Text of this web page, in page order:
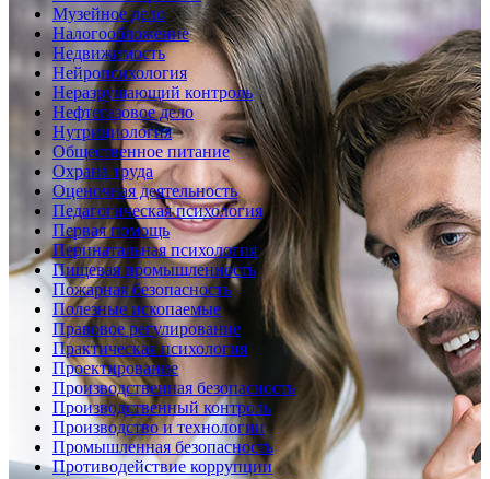
Музейное дело
Налогообложение
Недвижимость
Нейропсихология
Неразрушающий контроль
Нефтегазовое дело
Нутрициология
Общественное питание
Охрана труда
Оценочная деятельность
Педагогическая психология
Первая помощь
Перинатальная психология
Пищевая промышленность
Пожарная безопасность
Полезные ископаемые
Правовое регулирование
Практическая психология
Проектирование
Производственная безопасность
Производственный контроль
Производство и технологии
Промышленная безопасность
Противодействие коррупции